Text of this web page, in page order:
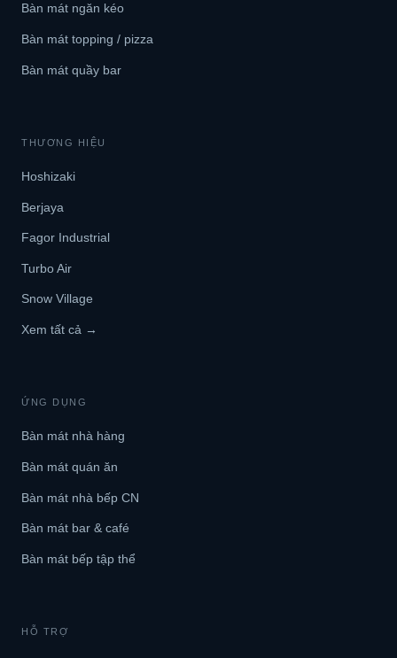
Bàn mát ngăn kéo
Bàn mát topping / pizza
Bàn mát quầy bar
THƯƠNG HIỆU
Hoshizaki
Berjaya
Fagor Industrial
Turbo Air
Snow Village
Xem tất cả →
ỨNG DỤNG
Bàn mát nhà hàng
Bàn mát quán ăn
Bàn mát nhà bếp CN
Bàn mát bar & café
Bàn mát bếp tập thể
HỖ TRỢ